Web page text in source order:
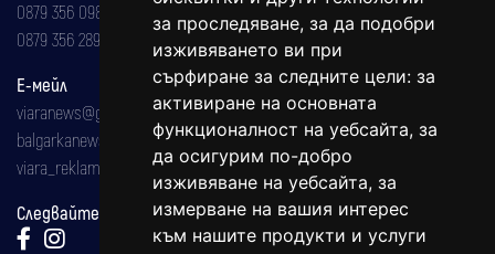
за проследяване, за да подобри
изживяването ви при
сърфиране за следните цели: за
активиране на основната
функционалност на уебсайта, за
да осигурим по-добро
изживяване на уебсайта, за
измерване на вашия интерес
към нашите продукти и услуги
0879 356 098
0879 356 289
Е-мейл
viaranews@gmail.com
balgarkanews@gmail.com
viara_reklama@mail.bg
Следвайте ни: